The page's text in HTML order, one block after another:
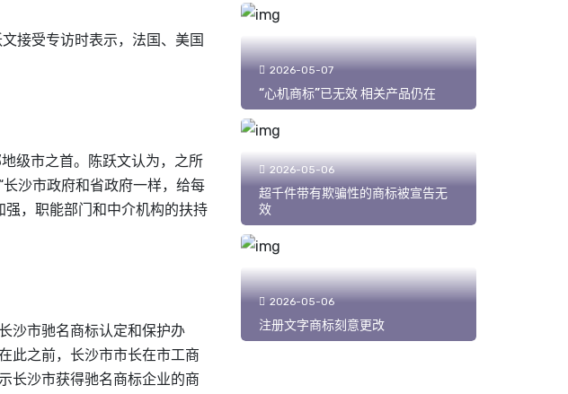
接受专访时表示，法国、美国
级市之首。陈跃文认为，之所
长沙市政府和省政府一样，给每
，职能部门和中介机构的扶持
沙市驰名商标认定和保护办
此之前，长沙市市长在市工商
长沙市获得驰名商标企业的商
2026-05-07
“心机商标”已无效 相关产品仍在
2026-05-06
超千件带有欺骗性的商标被宣告无
效
2026-05-06
注册文字商标刻意更改